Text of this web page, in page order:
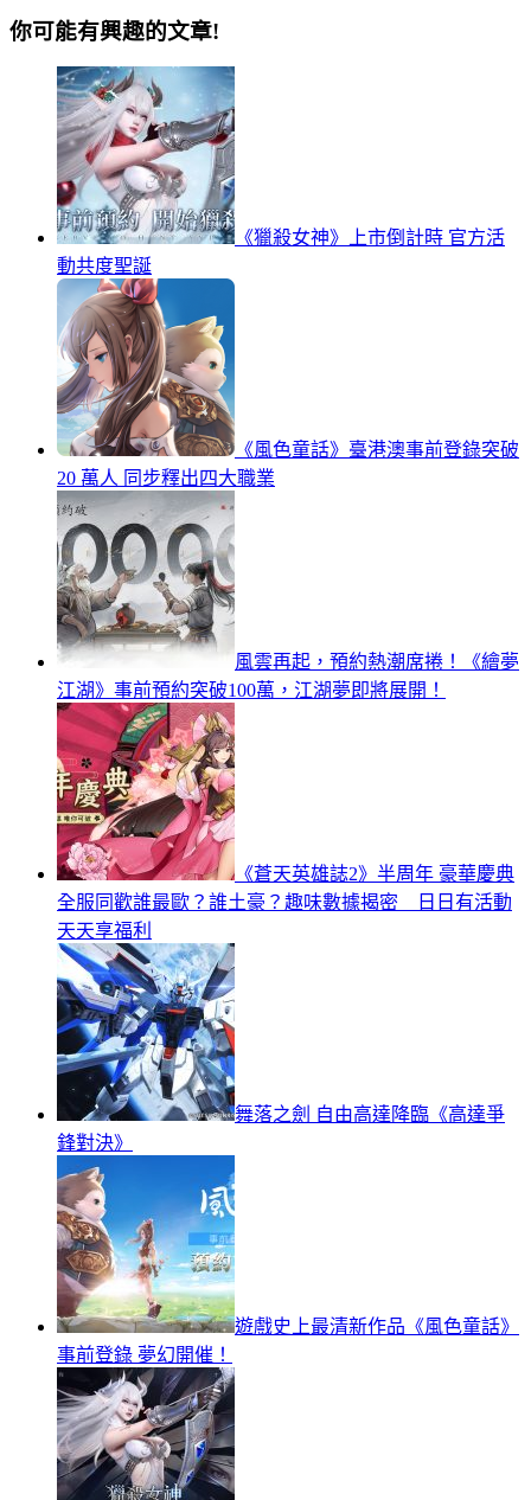
你可能有興趣的文章!
《獵殺女神》上市倒計時 官方活
動共度聖誕
《風色童話》臺港澳事前登錄突破
20 萬人 同步釋出四大職業
風雲再起，預約熱潮席捲！《繪夢
江湖》事前預約突破100萬，江湖夢即將展開！
《蒼天英雄誌2》半周年 豪華慶典
全服同歡誰最歐？誰土豪？趣味數據揭密 日日有活動
天天享福利
舞落之劍 自由高達降臨《高達爭
鋒對決》
遊戲史上最清新作品《風色童話》
事前登錄 夢幻開催！